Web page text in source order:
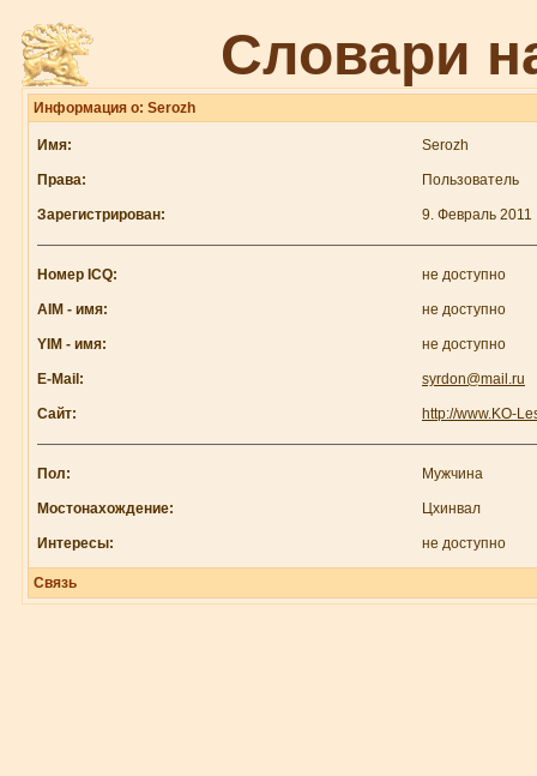
Словари
Информация о: Serozh
Имя: Serozh
Права: Пользователь
Зарегистрирован: 9. Февраль 2011
Номер ICQ: не доступно
AIM - имя: не доступно
YIM - имя: не доступно
E-Mail: syrdon@mail.ru
Сайт: http://www.KO-
Пол: Мужчина
Мостонахождение: Цхинвал
Интересы: не доступно
Связь